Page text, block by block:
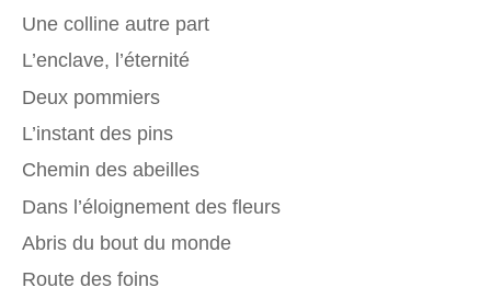
Une colline autre part
L’enclave, l’éternité
Deux pommiers
L’instant des pins
Chemin des abeilles
Dans l’éloignement des fleurs
Abris du bout du monde
Route des foins